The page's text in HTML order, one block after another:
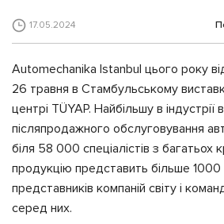
17.05.2024
Automechanika Istanbul цього року
26 травня в Стамбульському
центрі TÜYAP. Найбільшу в індустрії
післяпродажного обслуговування
біля 58 000 спеціалістів з багатьох
продукцію представить більше 1000
представників компаній світу і
серед них.